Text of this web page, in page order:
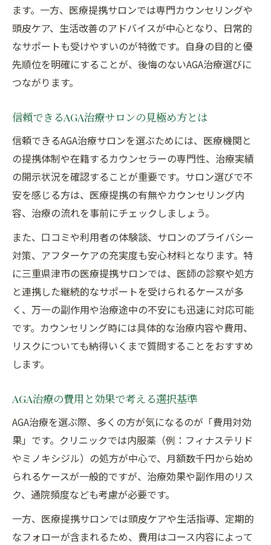
ます。一方、医療提携サロンでは専門カウンセリングや
頭皮ケア、生活改善のアドバイスが中心となり、日常的
なサポートも受けやすいのが特徴です。自身の目的と優
先順位を明確にすることが、後悔のないAGA治療選びに
つながります。
信頼できるAGA治療サロンの見極め方とは
信頼できるAGA治療サロンを選ぶためには、医療機関と
の提携体制や在籍するカウンセラーの専門性、治療実績
の開示状況を確認することが重要です。サロン選びで不
安を感じる方は、医療提携の有無やカウンセリング内
容、治療の流れを事前にチェックしましょう。
また、口コミや利用者の体験談、サロンのプライバシー
対策、アフターケアの充実度も安心材料となります。特
に三重県津市の医療提携サロンでは、医師の診察や処方
と連携した継続的なサポートを受けられるケースが多
く、万一の副作用や治療途中の不安にも迅速に対応可能
です。カウンセリング時には具体的な治療内容や費用、
リスクについても納得いくまで質問することをおすすめ
します。
AGA治療の費用と効果で考える選択基準
AGA治療を選ぶ際、多くの方が気になるのが「費用対効
果」です。クリニックでは内服薬（例：フィナステリド
やミノキシジル）の処方が中心で、月額数千円から始め
られるケースが一般的ですが、治療効果や副作用のリス
ク、通院頻度なども考慮が必要です。
一方、医療提携サロンでは頭皮ケアや生活指導、定期的
なフォローが含まれるため、費用はコース内容によって